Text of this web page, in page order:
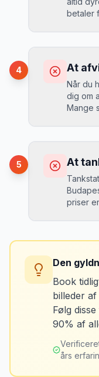
kr/
Løsning
Book
MJ
“ En
kr. i
betaler
Du
da
Løsning
4 At
Når du
dig om
Mange
Du kan
var der
Løsning
MJ
“Jeg
5 At
priser
sidste
Tank
er
Den
Book
billeder
Følg
90% af
års